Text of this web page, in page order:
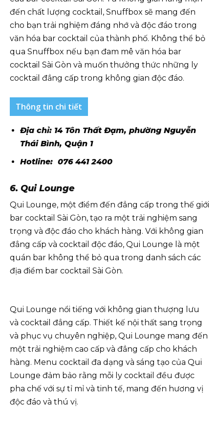
đến chất lượng cocktail, Snuffbox sẽ mang đến
cho bạn trải nghiệm đáng nhớ và độc đáo trong
văn hóa bar cocktail của thành phố. Không thể bỏ
qua Snuffbox nếu bạn đam mê văn hóa bar
cocktail Sài Gòn và muốn thưởng thức những ly
cocktail đẳng cấp trong không gian độc đáo.
Thông tin chi tiết
Địa chỉ: 14 Tôn Thất Đạm, phường Nguyễn
Thái Bình, Quận 1
Hotline: 076 441 2400
6. Qui Lounge
Qui Lounge, một điểm đến đẳng cấp trong thế giới
bar cocktail Sài Gòn, tạo ra một trải nghiệm sang
trọng và độc đáo cho khách hàng. Với không gian
đẳng cấp và cocktail độc đáo, Qui Lounge là một
quán bar không thể bỏ qua trong danh sách các
địa điểm bar cocktail Sài Gòn.
Qui Lounge nổi tiếng với không gian thượng lưu
và cocktail đẳng cấp. Thiết kế nội thất sang trọng
và phục vụ chuyên nghiệp, Qui Lounge mang đến
một trải nghiệm cao cấp và đẳng cấp cho khách
hàng. Menu cocktail đa dạng và sáng tạo của Qui
Lounge đảm bảo rằng mỗi ly cocktail đều được
pha chế với sự tỉ mỉ và tinh tế, mang đến hương vị
độc đáo và thú vị.